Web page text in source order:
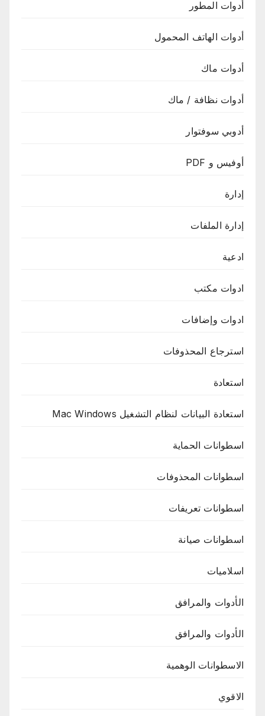
أدوات المطور
أدوات الهاتف المحمول
أدوات ماك
أدوات نظافة / ماك
أدوبي سوفتوار
أوفيس و PDF
إدارة
إدارة الملفات
ادعية
ادوات مكتب
ادوات وإضافات
استرجاع المحذوفات
استعادة
استعادة البيانات لنظام التشغيل Mac Windows
اسطوانات الحماية
اسطوانات المحذوفات
اسطوانات تعريفات
اسطوانات صيانة
اسلاميات
الأدوات والمرافق
الأدوات والمرافق
الاسطوانات الوهمية
الاقوي